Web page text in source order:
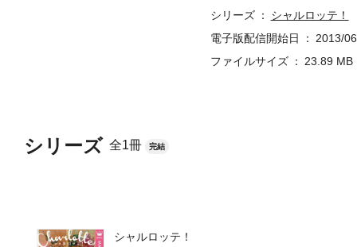
シリーズ 全1冊 完結
シャルロッテ！
シリーズ
シャルロッテ！
電子版配信開始日
2013/
ファイルサイズ
23.89 MB